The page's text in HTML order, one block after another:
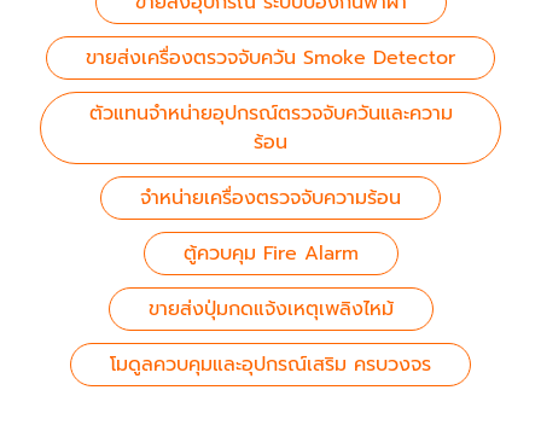
ขายส่งเครื่องตรวจจับควัน Smoke Detector
ตัวแทนจำหน่ายอุปกรณ์ตรวจจับควันและความ
ร้อน
จำหน่ายเครื่องตรวจจับความร้อน
ตู้ควบคุม Fire Alarm
ขายส่งปุ่มกดแจ้งเหตุเพลิงไหม้
โมดูลควบคุมและอุปกรณ์เสริม ครบวงจร